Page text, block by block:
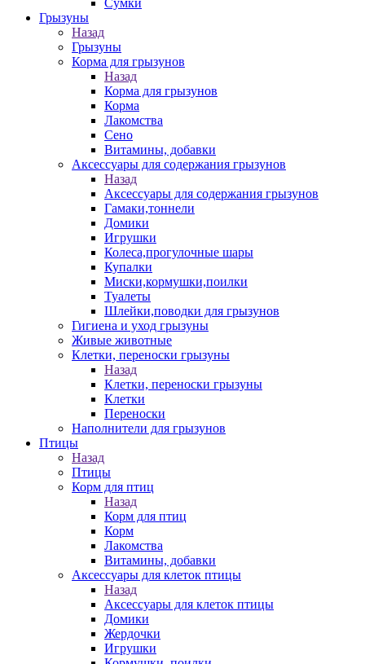
Сумки
Грызуны
Назад
Грызуны
Корма для грызунов
Назад
Корма для грызунов
Корма
Лакомства
Сено
Витамины, добавки
Аксессуары для содержания грызунов
Назад
Аксессуары для содержания грызунов
Гамаки,тоннели
Домики
Игрушки
Колеса,прогулочные шары
Купалки
Миски,кормушки,поилки
Туалеты
Шлейки,поводки для грызунов
Гигиена и уход грызуны
Живые животные
Клетки, переноски грызуны
Назад
Клетки, переноски грызуны
Клетки
Переноски
Наполнители для грызунов
Птицы
Назад
Птицы
Корм для птиц
Назад
Корм для птиц
Корм
Лакомства
Витамины, добавки
Аксессуары для клеток птицы
Назад
Аксессуары для клеток птицы
Домики
Жердочки
Игрушки